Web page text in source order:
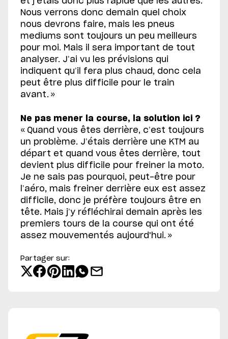
Nous verrons donc demain quel choix
nous devrons faire, mais les pneus
mediums sont toujours un peu meilleurs
pour moi. Mais il sera important de tout
analyser. J’ai vu les prévisions qui
indiquent qu’il fera plus chaud, donc cela
peut être plus difficile pour le train
avant. »
Ne pas mener la course, la solution ici ?
« Quand vous êtes derrière, c’est toujours
un problème. J’étais derrière une KTM au
départ et quand vous êtes derrière, tout
devient plus difficile pour freiner la moto.
Je ne sais pas pourquoi, peut-être pour
l’aéro, mais freiner derrière eux est assez
difficile, donc je préfère toujours être en
tête. Mais j’y réfléchirai demain après les
premiers tours de la course qui ont été
assez mouvementés aujourd'hui. »
Partager sur: